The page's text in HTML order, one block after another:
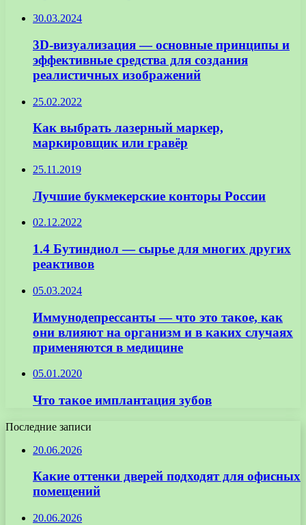
30.03.2024
3D-визуализация — основные принципы и
эффективные средства для создания
реалистичных изображений
25.02.2022
Как выбрать лазерный маркер,
маркировщик или гравёр
25.11.2019
Лучшие букмекерские конторы России
02.12.2022
1.4 Бутиндиол — сырье для многих других
реактивов
05.03.2024
Иммунодепрессанты — что это такое, как
они влияют на организм и в каких случаях
применяются в медицине
05.01.2020
Что такое имплантация зубов
Последние записи
20.06.2026
Какие оттенки дверей подходят для офисных
помещений
20.06.2026